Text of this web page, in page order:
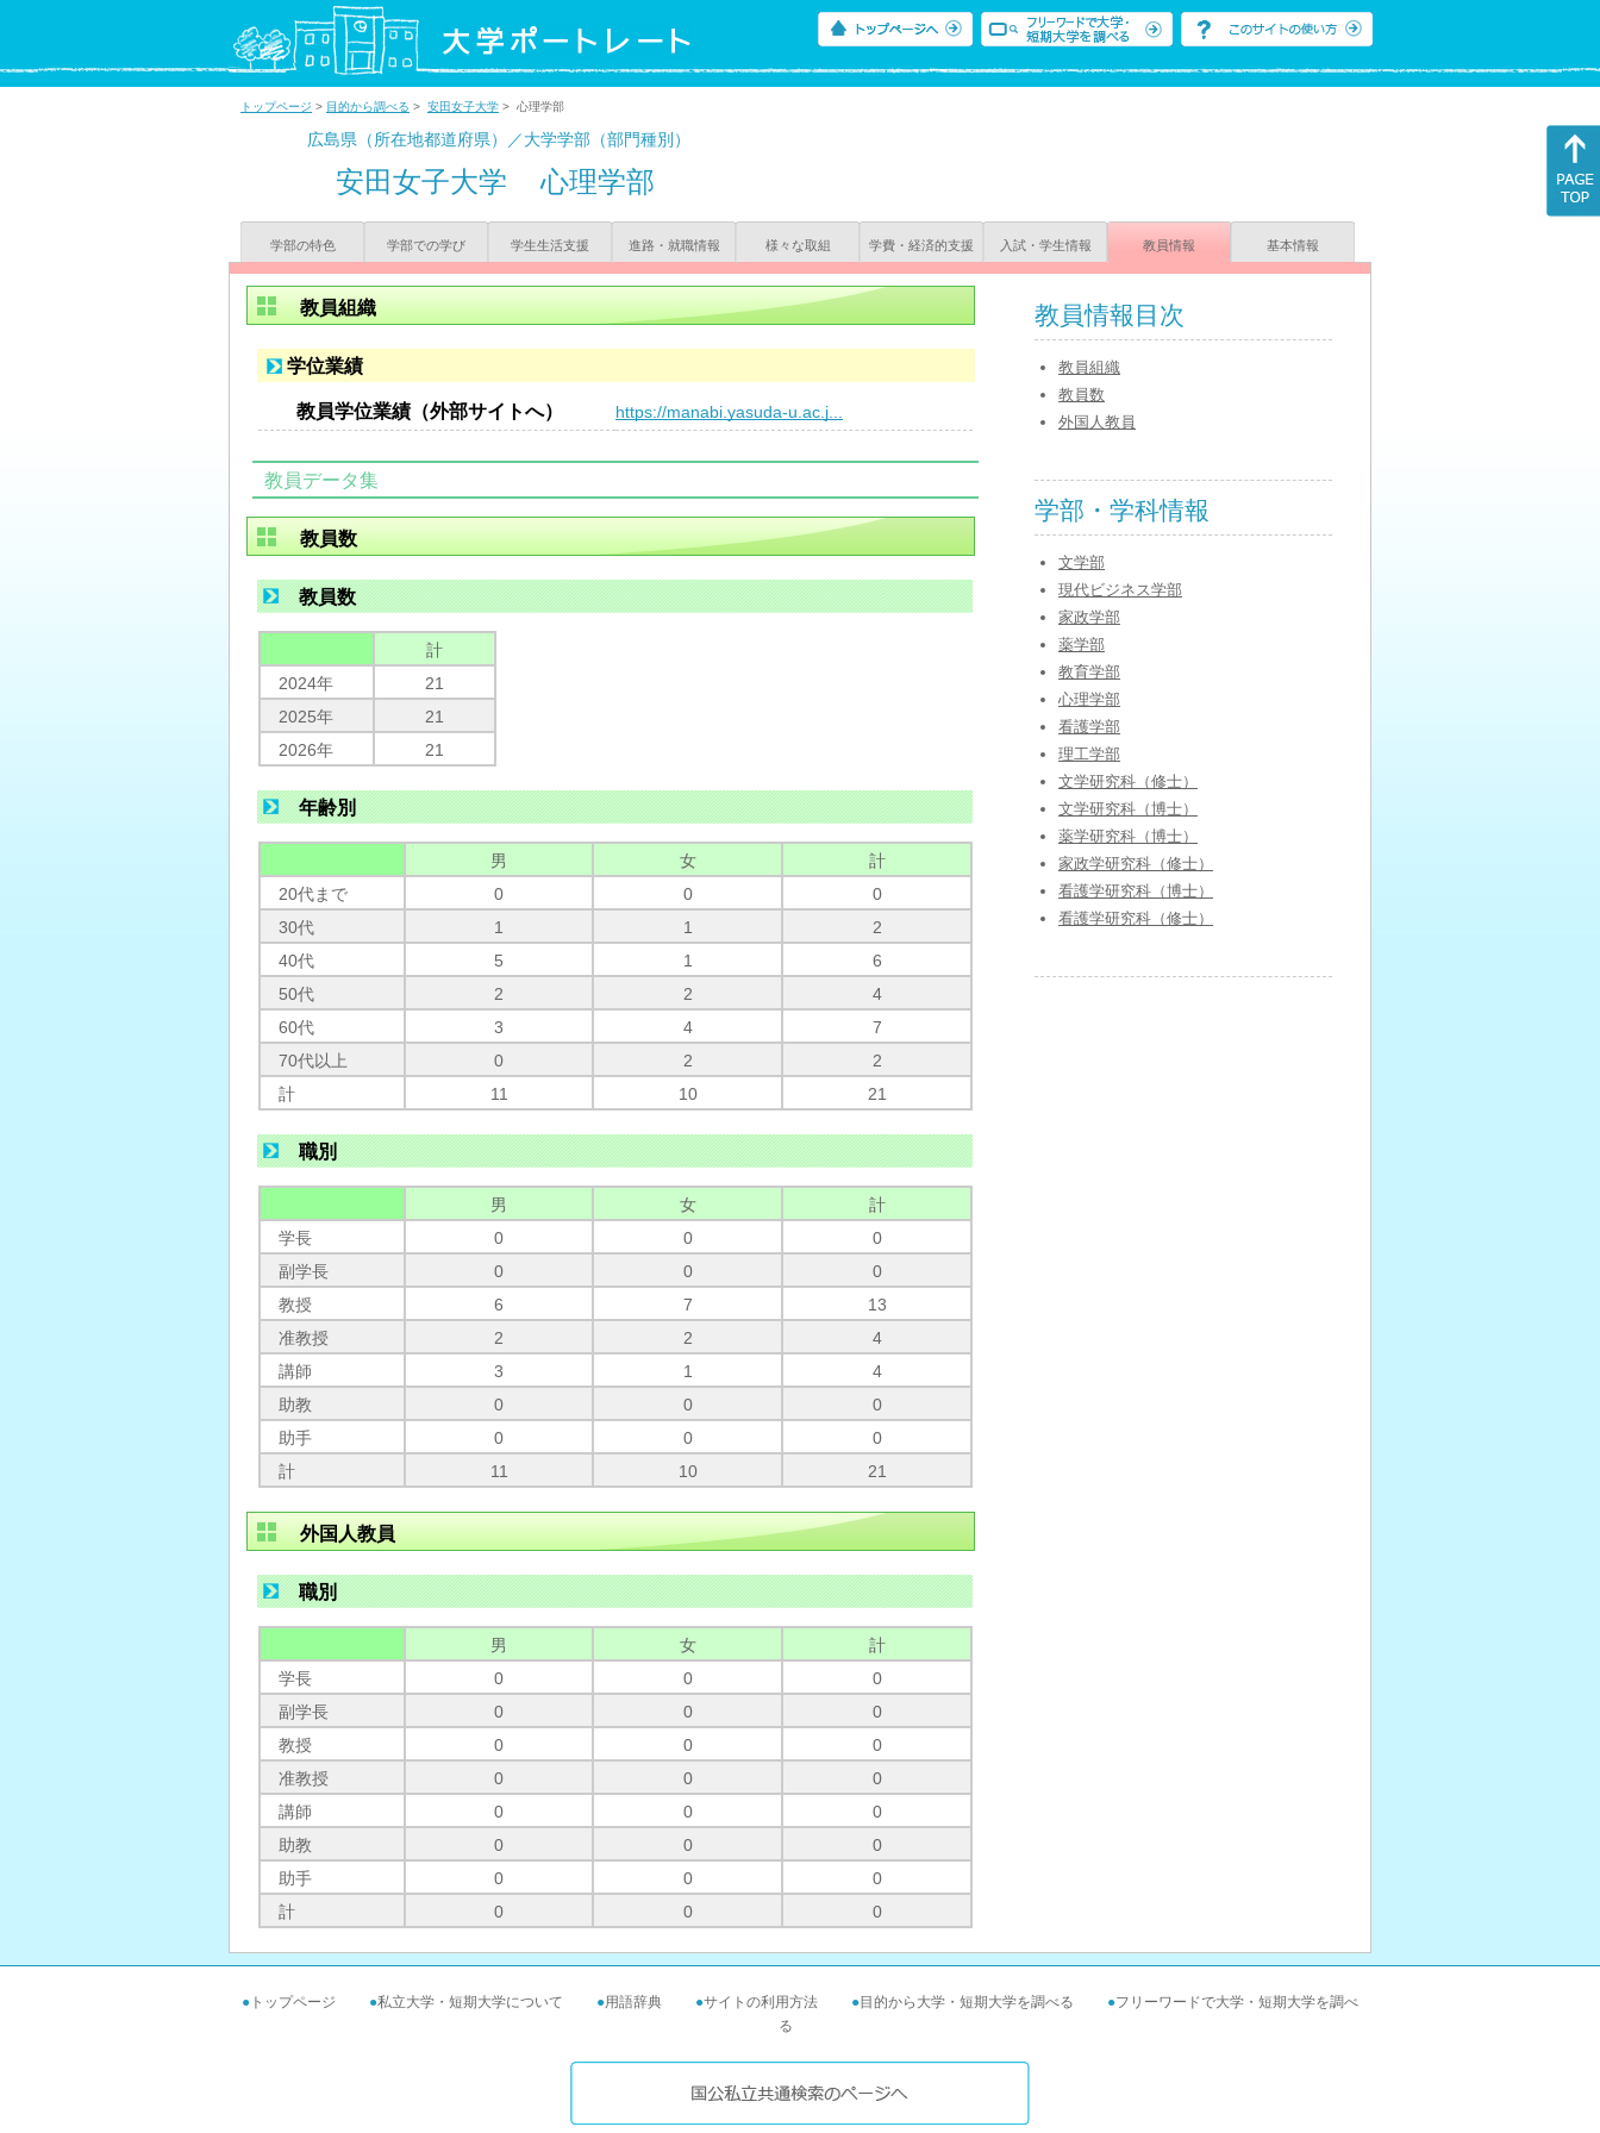
トップページ > 目的から調べる > 安田女子大学 > 心理学部
広島県（所在地都道府県）／大学学部（部門種別）
安田女子大学 心理学部
学部の特色 学部での学び 学生生活支援 進路・就職情報 様々な取組 学費・経済的支援 入試・学生情報 教員情報 基本情報
教員組織
学位業績
教員学位業績（外部サイトへ） https://manabi.yasuda-u.ac.j...
教員データ集
教員数
教員数
計
2024年
21
2025年
21
2026年
21
年齢別
男 女
計
20代まで
0 0
0
30代
1 1
2
40代
5 1
6
50代
2 2
4
60代
3 4
7
70代以上
0 2
2
計
11 10 21
職別
男 女
計
学長
0 0
0
副学長
0 0
0
教授
6 7
13
准教授
2 2
4
講師
3 1
4
助教
0 0
0
助手
0 0
0
計
11 10 21
外国人教員
職別
男 女
計
学長
0 0
0
副学長
0 0
0
教授
0 0
0
准教授
0 0
0
講師
0 0
0
助教
0 0
0
助手
0 0
0
計
0 0 0
教員情報目次
教員組織
教員数
外国人教員
学部・学科情報
文学部
現代ビジネス学部
家政学部
薬学部
教育学部
心理学部
看護学部
理工学部
文学研究科（修士）
文学研究科（博士）
薬学研究科（博士）
家政学研究科（修士）
看護学研究科（博士）
看護学研究科（修士）
● トップページ ●私立大学・短期大学について ●用語辞典 ●サイトの利用方法 ●目的から大学・短期大学を調べる ●フリーワードで大学・短期大学を調べ
る